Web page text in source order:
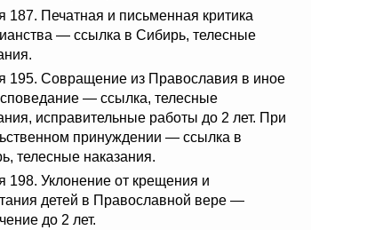
187. Печатная и письменная критика
— ссылка в Сибирь, телесные
195. Совращение из Православия в иное
— ссылка, телесные
исправительные работы до 2 лет. При
принуждении — ссылка в
телесные наказания.
198. Уклонение от крещения и
детей в Православной вере —
до 2 лет.